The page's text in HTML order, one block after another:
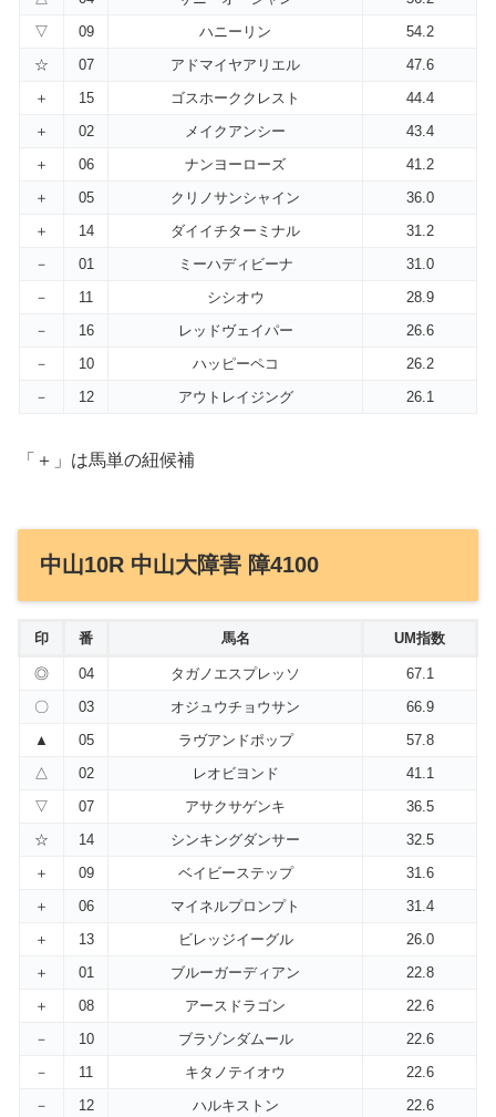
▽
09 ハニーリン
54.2
☆
07 アドマイヤアリエル
47.6
＋
15 ゴスホーククレスト
44.4
＋
02 メイクアンシー
43.4
＋
06 ナンヨーローズ
41.2
＋
05 クリノサンシャイン
36.0
＋
14 ダイイチターミナル
31.2
－
01 ミーハディビーナ
31.0
－
11 シシオウ
28.9
－
16 レッドヴェイパー
26.6
－
10 ハッピーペコ
26.2
－
12 アウトレイジング 26.1
「＋」は馬単の紐候補
中山10R 中山大障害 障4100
印 番 馬名 UM指数
◎ 04 タガノエスプレッソ
67.1
〇
03 オジュウチョウサン
66.9
▲
05 ラヴアンドポップ
57.8
△
02 レオビヨンド
41.1
▽
07 アサクサゲンキ
36.5
☆
14 シンキングダンサー
32.5
＋
09 ベイビーステップ
31.6
＋
06 マイネルプロンプト
31.4
＋
13 ビレッジイーグル
26.0
＋
01 ブルーガーディアン
22.8
＋
08 アースドラゴン
22.6
－
10 ブラゾンダムール
22.6
－
11 キタノテイオウ
22.6
－
12 ハルキストン 22.6